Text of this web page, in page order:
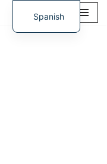
Spanish
German